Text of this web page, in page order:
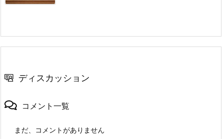
ディスカッション
コメント一覧
まだ、コメントがありません